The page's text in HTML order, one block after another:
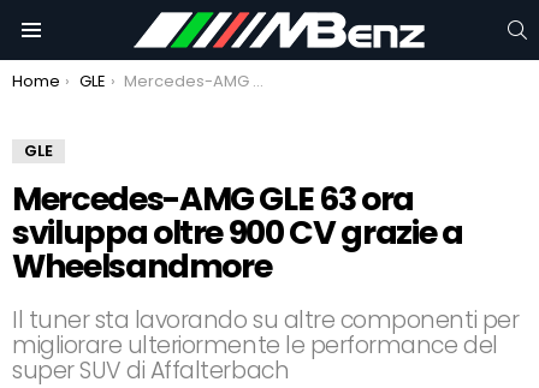
You are here:
Home GLE Mercedes-AMG GLE 63 ora sviluppa oltre 900 CV grazie a Wheelsandmore
GLE
Mercedes-AMG GLE 63 ora
sviluppa oltre 900 CV grazie a
Wheelsandmore
Il tuner sta lavorando su altre componenti per
migliorare ulteriormente le performance del
super SUV di Affalterbach